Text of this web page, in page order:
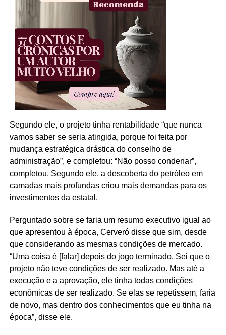
Segundo ele, o projeto tinha rentabilidade “que nunca
vamos saber se seria atingida, porque foi feita por
mudança estratégica drástica do conselho de
administração”, e completou: “Não posso condenar”,
completou. Segundo ele, a descoberta do petróleo em
camadas mais profundas criou mais demandas para os
investimentos da estatal.
Perguntado sobre se faria um resumo executivo igual ao
que apresentou à época, Cerveró disse que sim, desde
que considerando as mesmas condições de mercado.
“Uma coisa é [falar] depois do jogo terminado. Sei que o
projeto não teve condições de ser realizado. Mas até a
execução e a aprovação, ele tinha todas condições
econômicas de ser realizado. Se elas se repetissem, faria
de novo, mas dentro dos conhecimentos que eu tinha na
época”, disse ele.